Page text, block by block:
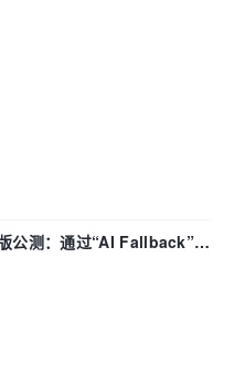
公测：通过“AI Fallback”与